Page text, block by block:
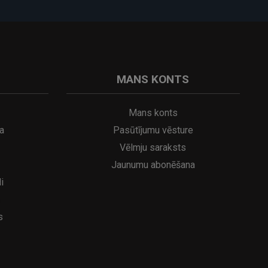
MANS KONTS
Mans konts
Pasūtījumu vēsture
Vēlmju saraksts
Jaunumu abonēšana